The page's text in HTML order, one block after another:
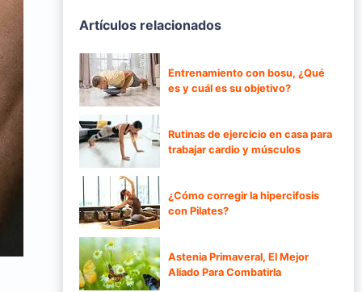
Artículos relacionados
Entrenamiento con bosu, ¿Qué
es y cuál es su objetivo?
Rutinas de ejercicio en casa para
trabajar cardio y músculos
¿Cómo corregir la hipercifosis
con Pilates?
Astenia Primaveral, El Mejor
Aliado Para Combatirla